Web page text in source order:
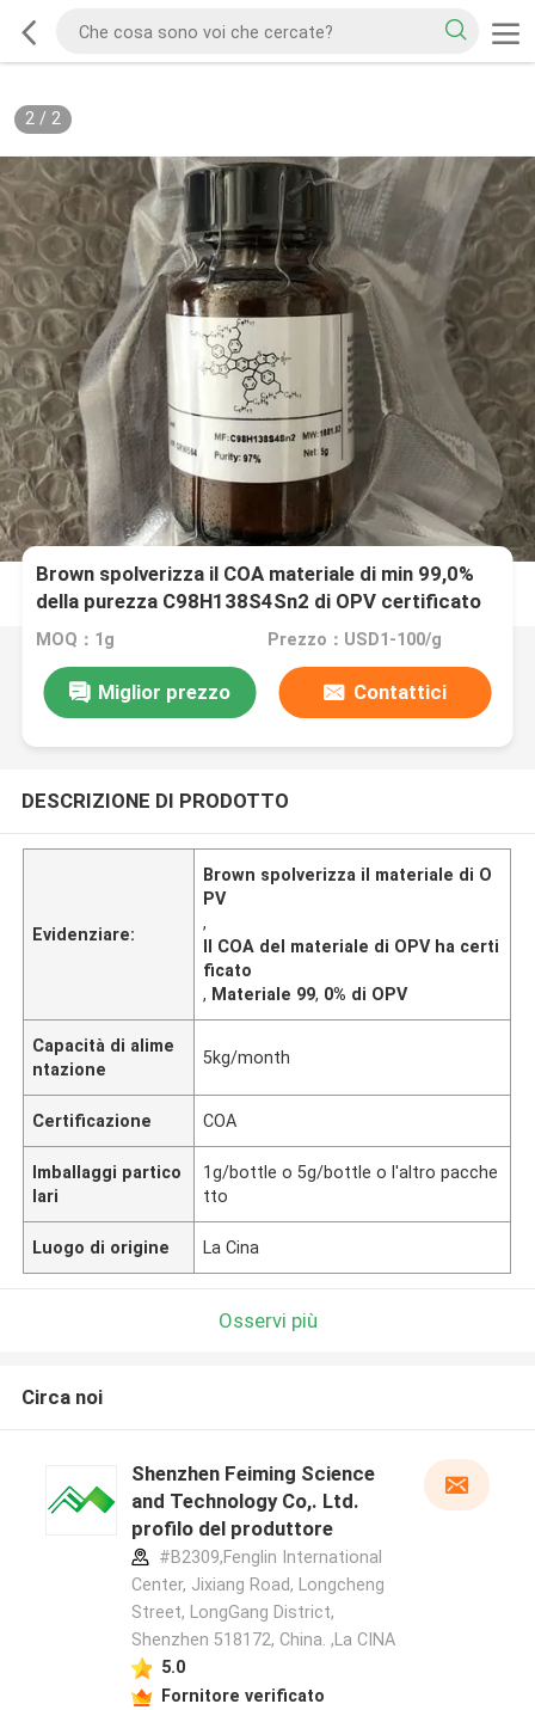
2/ 2
Brown spolverizza il COA materiale di min 99,0%
della purezza C98H138S4Sn2 di OPV certificato
MOQ：1g Prezzo：USD1-100/g
Miglior prezzo Contattici
DESCRIZIONE DI PRODOTTO
Evidenziare:
Brown spolverizza il materiale di O
PV
,
Il COA del materiale di OPV ha certi
ficato
, Materiale 99, 0% di OPV
Capacità di alime
ntazione
5kg/month
Certificazione COA
Imballaggi partico
lari
1g/bottle o 5g/bottle o l'altro pacche
tto
Luogo di origine La Cina
Osservi più
Circa noi
Shenzhen Feiming Science
and Technology Co,. Ltd.
profilo del produttore
#B2309,Fenglin International
Center, Jixiang Road, Longcheng
Street, LongGang District,
Shenzhen 518172, China. ,La CINA
5.0
Fornitore verificato